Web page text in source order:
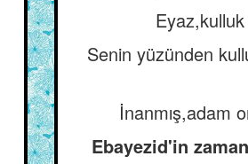
Senin yüzünden
İnanmış,adam
Ebayezid'in